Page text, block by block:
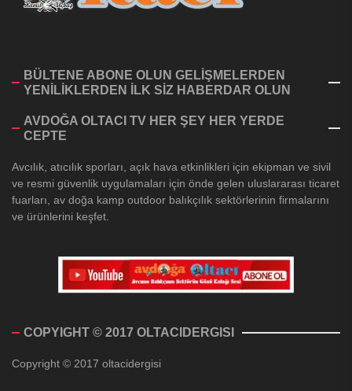
BÜLTENE ABONE OLUN GELİŞMELERDEN
YENİLİKLERDEN İLK SİZ HABERDAR OLUN
AVDOĞA OLTACI TV HER ŞEY HER YERDE
CEPTE
Avcılık, atıcılık sporları, açık hava etkinlikleri için ekipman ve sivil
ve resmi güvenlik uygulamaları için önde gelen uluslararası ticaret
fuarları, av doğa kamp outdoor balıkçılık sektörlerinin firmalarını
ve ürünlerini keşfet.
COPYIGHT © 2017 OLTACIDERGISI
Copyright © 2017 oltacidergisi